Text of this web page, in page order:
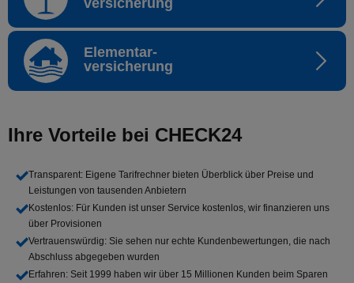
Elementar-
versicherung
Ihre Vorteile bei CHECK24
Transparent: Eigene Tarifrechner bieten Überblick über Preise und
Leistungen von tausenden Anbietern
Kostenlos: Für Kunden ist unser Service kostenlos, wir finanzieren uns
über Provisionen
Vertrauenswürdig: Sie sehen nur echte Kundenbewertungen, die nach
Abschluss abgegeben wurden
Erfahren: Seit 1999 haben wir über 15 Millionen Kunden beim Sparen